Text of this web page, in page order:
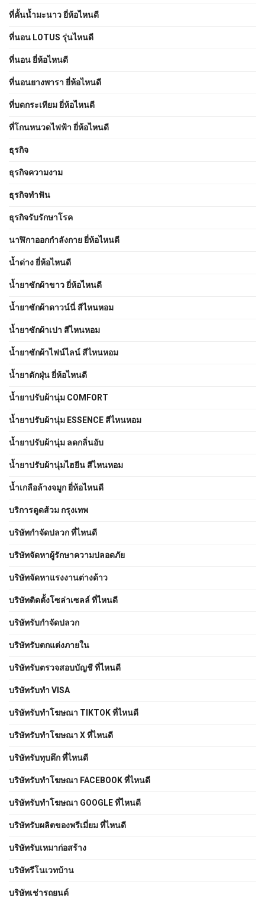
ที่คั้นน้ำมะนาว ยี่ห้อไหนดี
ที่นอน LOTUS รุ่นไหนดี
ที่นอน ยี่ห้อไหนดี
ที่นอนยางพารา ยี่ห้อไหนดี
ที่บดกระเทียม ยี่ห้อไหนดี
ที่โกนหนวดไฟฟ้า ยี่ห้อไหนดี
ธุรกิจ
ธุรกิจความงาม
ธุรกิจทำฟัน
ธุรกิจรับรักษาโรค
นาฬิกาออกกำลังกาย ยี่ห้อไหนดี
น้ำด่าง ยี่ห้อไหนดี
น้ำยาซักผ้าขาว ยี่ห้อไหนดี
น้ำยาซักผ้าดาวน์นี่ สีไหนหอม
น้ำยาซักผ้าเปา สีไหนหอม
น้ำยาซักผ้าไฟน์ไลน์ สีไหนหอม
น้ำยาดักฝุ่น ยี่ห้อไหนดี
น้ำยาปรับผ้านุ่ม COMFORT
น้ำยาปรับผ้านุ่ม ESSENCE สีไหนหอม
น้ำยาปรับผ้านุ่ม ลดกลิ่นอับ
น้ำยาปรับผ้านุ่มไฮยีน สีไหนหอม
น้ำเกลือล้างจมูก ยี่ห้อไหนดี
บริการดูดส้วม กรุงเทพ
บริษัทกำจัดปลวก ที่ไหนดี
บริษัทจัดหาผู้รักษาความปลอดภัย
บริษัทจัดหาแรงงานต่างด้าว
บริษัทติดตั้งโซล่าเซลล์ ที่ไหนดี
บริษัทรับกำจัดปลวก
บริษัทรับตกแต่งภายใน
บริษัทรับตรวจสอบบัญชี ที่ไหนดี
บริษัทรับทำ VISA
บริษัทรับทำโฆษณา TIKTOK ที่ไหนดี
บริษัทรับทำโฆษณา X ที่ไหนดี
บริษัทรับทุบตึก ที่ไหนดี
บริษัทรับทําโฆษณา FACEBOOK ที่ไหนดี
บริษัทรับทําโฆษณา GOOGLE ที่ไหนดี
บริษัทรับผลิตของพรีเมี่ยม ที่ไหนดี
บริษัทรับเหมาก่อสร้าง
บริษัทรีโนเวทบ้าน
บริษัทเช่ารถยนต์